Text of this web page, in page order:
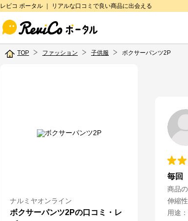
レビコ ポータル ｜ リアルな口コミで良い商品に出会える
TOP ファッション 子供服 ボクサーパンツ2P
ナルミヤオンライン
ボクサーパンツ2Pの口コミ・レ
毎回
商品
伸縮性
用途 ：